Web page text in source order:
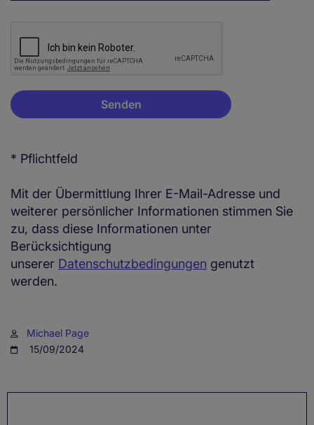
* Pflichtfeld
Mit der Übermittlung Ihrer E-Mail-Adresse und
weiterer persönlicher Informationen stimmen Sie
zu, dass diese Informationen unter
Berücksichtigung
unserer Datenschutzbedingungen genutzt
werden.
Michael Page
15/09/2024